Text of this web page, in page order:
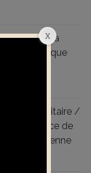
de la
physiologique
le Dépositaire /
est la force de
à moyenne